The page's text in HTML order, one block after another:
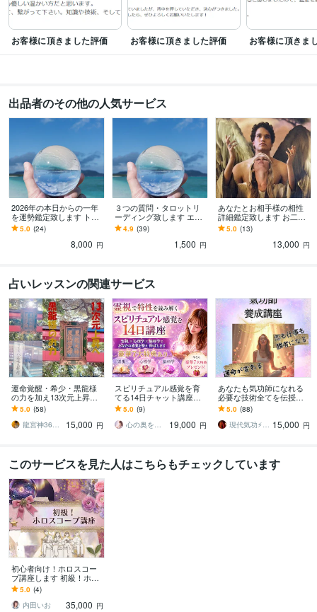
お客様に頂きました評価 お客様に頂きました評価 お客様に頂きま
出品者のその他の人気サービス
2026年の本日からの一年
を運勢鑑定致します トラ
ンジットも使用しピンポ
イント時期もお伝えしま
5.0 (24)
8,000 円
３つの質問・タロットリ
ーディング致します エン
ジェルとタロットからの
メッセージ
4.9 (39)
1,500 円
あなたとお相手様の相性
詳細鑑定致します お二人
への天体からのメッセー
ジ☆
5.0 (13)
13,000 円
占いレッスンの関連サービス
運命覚醒・希少・黒龍様
の力を加え13次元上昇し
ます 願望成就×黒龍13次
元アセンション 黒龍様
の祝福
5.0 (58)
龍宮神369叶龍大
15,000 円
スピリチュアル感覚を育
てる14日チャット講座し
ます 今なら豪華7大特典が
付きます✨宇宙銀行、波動
修正etc…
5.0 (9)
心の奥を透視する鑑定士 蒼空みらい
19,000 円
あなたも気功師になれる
必要な技術全てを伝授し
ます 運命を変える気功を
学び自分だけのパワーグ
ッズも作れるように！
5.0 (88)
現代気功⚡神念伝達師＠SHANTY巫香 15,000 円
このサービスを見た人はこちらもチェックしています
初心者向け！ホロスコー
プ講座します 初級！ホロ
スコープ小学校～占星術
読解力を楽しくマスタ
ー！～
5.0 (4)
内田いお
35,000 円